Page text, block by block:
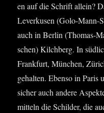
en auf die Schrift allein?
Lever­ku­sen (Golo-Mann-
auch in Ber­lin (Tho­mas-
schen) Kilch­berg. In
Frank­furt, Mün­chen,
gehal­ten. Eben­so in Paris
sicher auch ande­re
mit­teln die Schil­der, die